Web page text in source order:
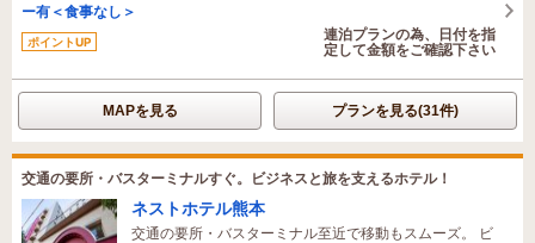
ー有＜食事なし＞
ポイントUP
連泊プランの為、日付を指
定して金額をご確認下さい
MAPを見る プランを見る(31件)
交通の要所・バスターミナルすぐ。ビジネスと旅を支えるホテル！
ネストホテル熊本
交通の要所・バスターミナル至近で移動もスムーズ。 ビ